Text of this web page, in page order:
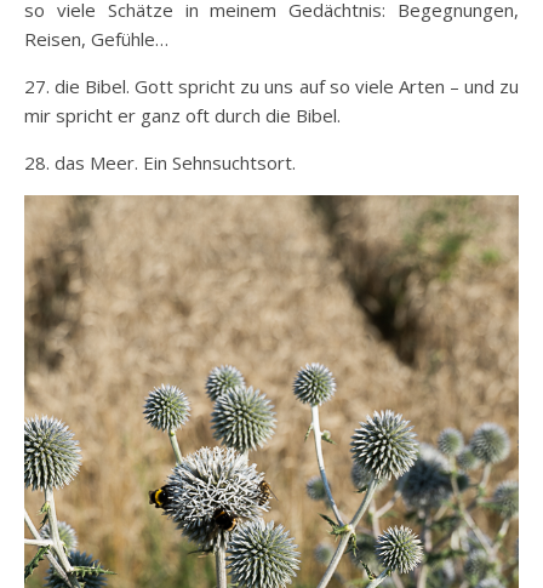
so viele Schätze in meinem Gedächtnis: Begegnungen,
Reisen, Gefühle…
27. die Bibel. Gott spricht zu uns auf so viele Arten – und zu
mir spricht er ganz oft durch die Bibel.
28. das Meer. Ein Sehnsuchtsort.